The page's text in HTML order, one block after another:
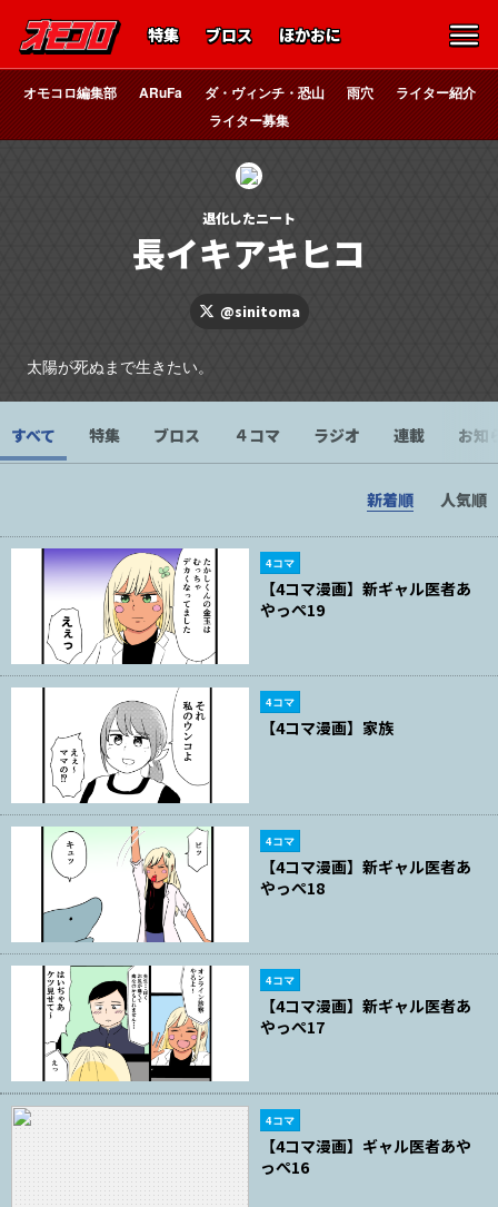
特集 ブロス ほかおに
オモコロ編集部 ARuFa ダ・ヴィンチ・恐山 雨穴
ライター紹介
ライター募集
退化したニート
長イキアキヒコ
@sinitoma
太陽が死ぬまで生きたい。
すべて 特集 ブロス ４コマ ラジオ 連載 お知
新着順 人気順
4コマ
【4コマ漫画】新ギャル医者あ
やっぺ19
4コマ
【4コマ漫画】家族
4コマ
【4コマ漫画】新ギャル医者あ
やっぺ18
4コマ
【4コマ漫画】新ギャル医者あ
やっぺ17
4コマ
【4コマ漫画】ギャル医者あや
っぺ16